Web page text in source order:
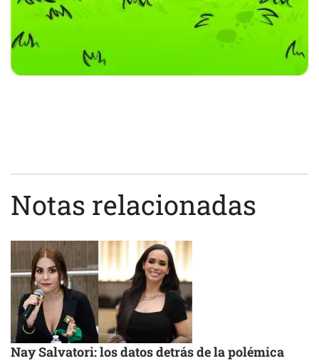
Notas relacionadas
Nay Salvatori: los datos detrás de la polémica